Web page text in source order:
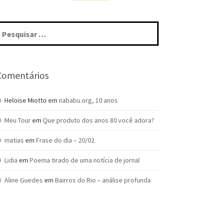
Heloise Miotto em nababu.org, 10 anos
Meu Tourem Que produto dos anos 80 você adora?
matias em Frase do dia – 20/02
Lidia em Poema tirado de uma notícia de jornal
Aline Guedes em Bairros do Rio – análise profunda